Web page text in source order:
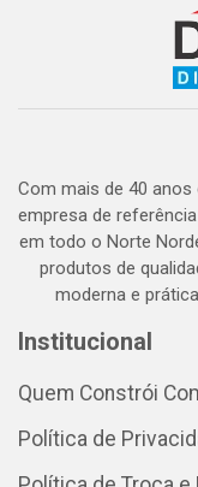
Com mais de 40 anos
empresa de
em todo o Norte
produtos de
moderna e
Institucional
Quem Constrói
Política de